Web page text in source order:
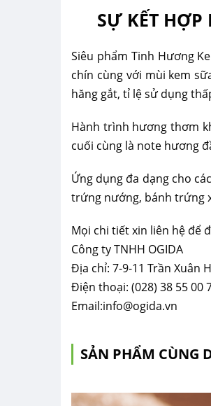
SỰ KẾT
Siêu phẩm Tinh Hương
chín cùng với mùi kem
hăng gắt, tỉ lệ sử dụng
Hành trình hương thơm
cuối cùng là note hương
Ứng dụng đa dạng cho
trứng nướng, bánh trứng
Mọi chi tiết xin liên hệ để
Công ty TNHH OGIDA
Địa chỉ: 7-9-11 Trần Xuân
Điện thoại: (028) 38 55 00
Email:info@ogida.vn
SẢN PHẨM CÙNG